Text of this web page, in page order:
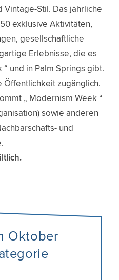
Vintage-Stil. Das jährliche
exklusive Aktivitäten,
gesellschaftliche
Erlebnisse, die es
und in Palm Springs gibt.
zugänglich.
„ Modernism Week “
sowie anderen
und
Oktober